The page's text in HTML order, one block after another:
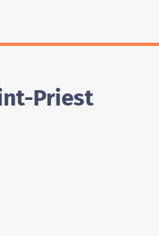
Priest